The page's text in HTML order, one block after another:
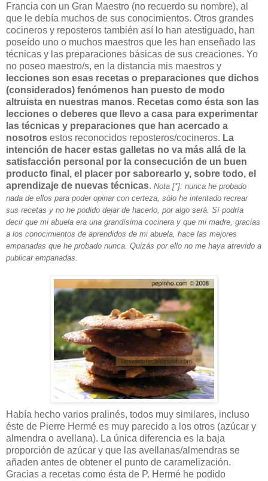
Francia con un Gran Maestro (no recuerdo su nombre), al
que le debía muchos de sus conocimientos. Otros grandes
cocineros y reposteros también así lo han atestiguado, han
poseído uno o muchos maestros que les han enseñado las
técnicas y las preparaciones básicas de sus creaciones. Yo
no poseo maestro/s, en la distancia mis maestros y
lecciones son esas recetas o preparaciones que dichos
(considerados) fenómenos han puesto de modo
altruista en nuestras manos. Recetas como ésta son las
lecciones o deberes que llevo a casa para experimentar
las técnicas y preparaciones que han acercado a
nosotros estos reconocidos reposteros/cocineros. La
intención de hacer estas galletas no va más allá de la
satisfacción personal por la consecución de un buen
producto final, el placer por saborearlo y, sobre todo, el
aprendizaje de nuevas técnicas. Nota [*]: nunca he probado
nada de ellos para poder opinar con certeza, sólo he intentado recrear
sus recetas y no he podido dejar de hacerlo, por algo será. Sí podría
decir que mi abuela era una grandísima cocinera y que mi madre, gracias
a los conocimientos de aprendidos de mi abuela, hace las mejores
empanadas que he probado nunca. Quizás por ello no me haya atrevido a
publicar empanadas.
Había hecho varios pralinés, todos muy similares, incluso
éste de Pierre Hermé es muy parecido a los otros (azúcar y
almendra o avellana). La única diferencia es la baja
proporción de azúcar y que las avellanas/almendras se
añaden antes de obtener el punto de caramelización.
Gracias a recetas como ésta de P. Hermé he podido